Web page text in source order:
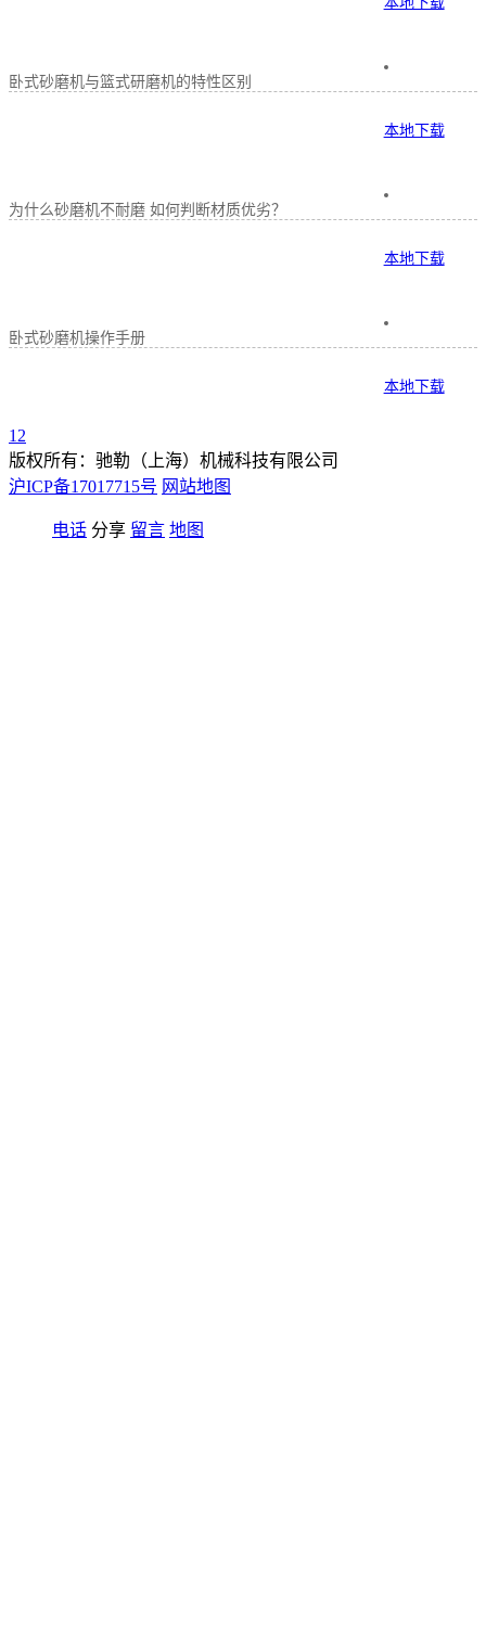
卧式砂磨机与篮式研磨机的特性区别
本地下载
为什么砂磨机不耐磨 如何判断材质优劣？
本地下载
卧式砂磨机操作手册
本地下载
1 2
版权所有：驰勒（上海）机械科技有限公司
沪ICP备17017715号 网站地图
电话 分享 留言 地图